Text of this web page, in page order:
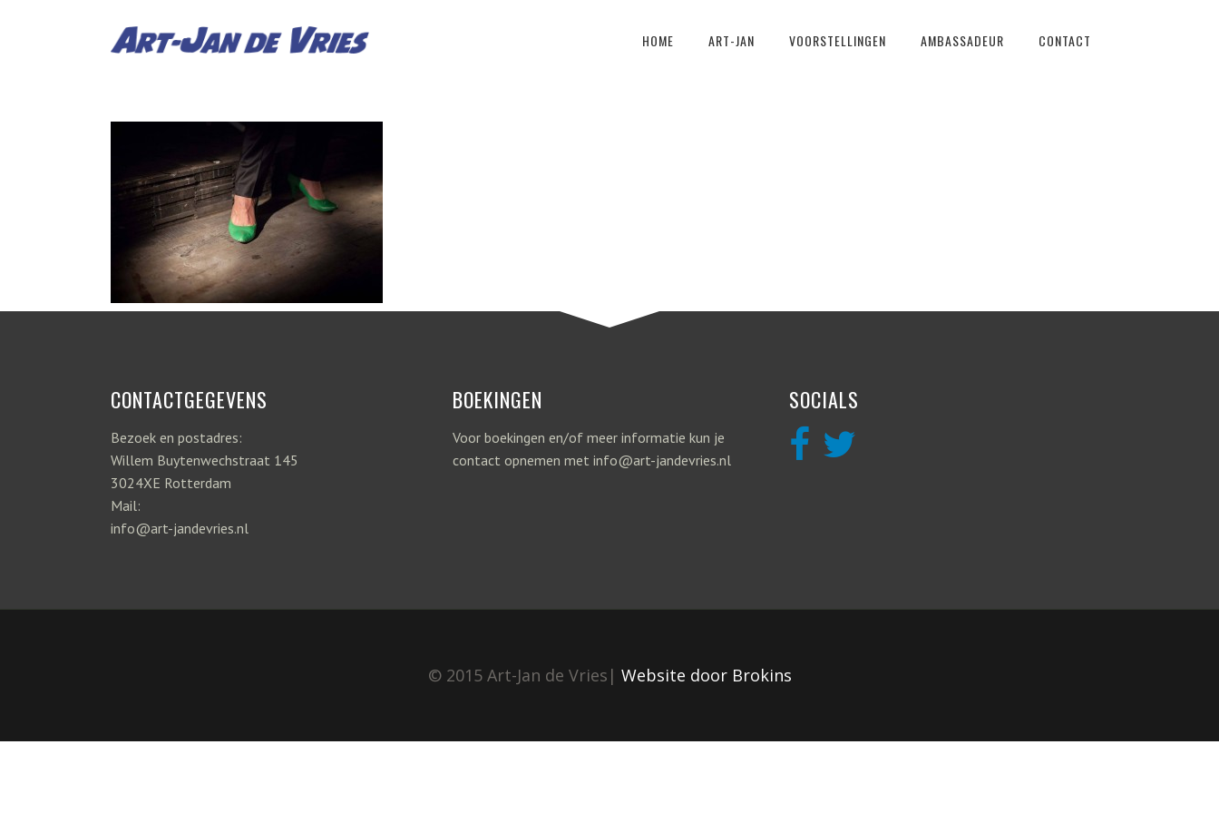
HOME ART-JAN VOORSTELLINGEN AMBASSADEUR CONTACT
CONTACTGEGEVENS
Bezoek en postadres:
Willem Buytenwechstraat 145
3024XE Rotterdam
Mail:
info@art-jandevries.nl
BOEKINGEN
Voor boekingen en/of meer informatie kun je
contact opnemen met info@art-jandevries.nl
SOCIALS
© 2015 Art-Jan de Vries| Website door Brokins